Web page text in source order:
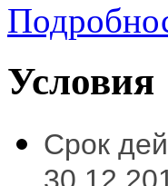
Условия
Срок